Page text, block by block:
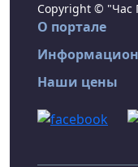
Copyright © "Час
О портале
Наши цены